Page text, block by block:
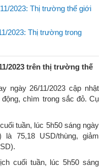
2023: Thị trường thế giới
2023: Thị trường trong
2023 trên thị trường thế
ngày 26/11/2023 cập nhật
chìm trong sắc đỏ. Cụ
tuần, lúc 5h50 sáng ngày
là 75,18 USD/thùng, giảm
cuối tuần, lúc 5h50 sáng